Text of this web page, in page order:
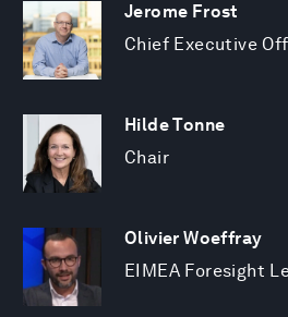
Jerome Frost
Chief Executive
Hilde Tonne
Chair
Olivier Woeffray
EIMEA Foresight